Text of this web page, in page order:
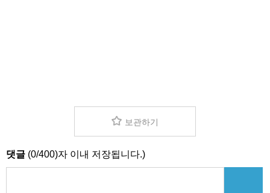
보관하기
댓글 (0/400)자 이내 저장됩니다.)